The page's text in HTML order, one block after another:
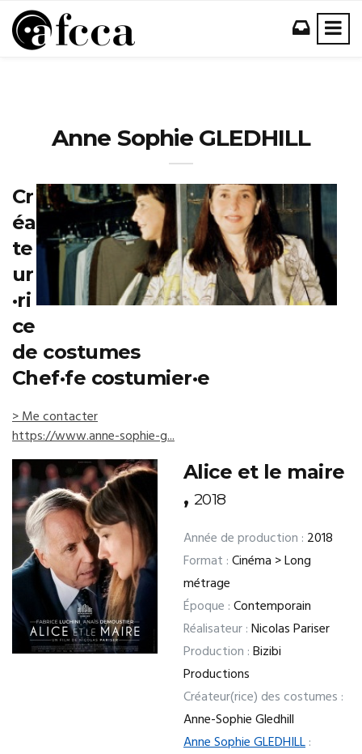
Anne Sophie GLEDHILL
Cr
éa
te
ur
·ri
ce
de costumes
Chef·fe costumier·e
> Me contacter
https://www.anne-sophie-g...
Alice et le maire
, 2018
Année de production : 2018
Format :Cinéma > Long
métrage
Époque :Contemporain
Réalisateur :Nicolas Pariser
Production :Bizibi
Productions
Créateur(rice) des costumes :
Anne-Sophie Gledhill
Anne Sophie GLEDHILL: